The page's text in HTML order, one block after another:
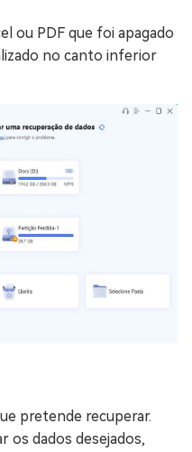
ou PDF que foi apagado
no canto inferior
pretende recuperar.
os dados desejados,